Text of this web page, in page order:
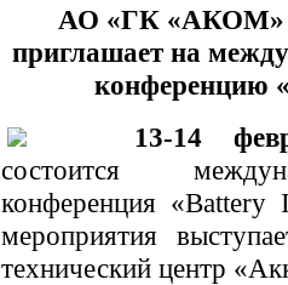
АО «ГК «АКОМ»
приглашает на
конференцию
13-14
состоится
конференция «Battery
мероприятия
технический центр